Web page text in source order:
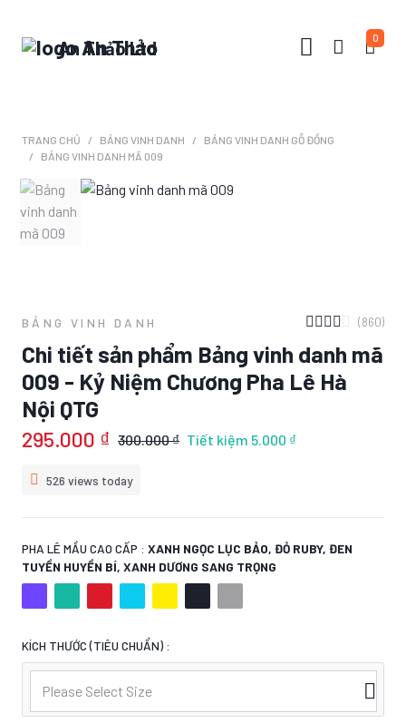
An Thảo Ltd 0
TRANG CHỦ BẢNG VINH DANH
BẢNG VINH DANH GỖ ĐỒNG
BẢNG VINH DANH MÃ 009
BẢNG VINH DANH (860)
Chi tiết sản phẩm Bảng vinh danh mã
009 - Kỷ Niệm Chương Pha Lê Hà
Nội QTG
295.000 ₫ 300.000 ₫ Tiết kiệm 5.000 ₫
526 views today
PHA LÊ MẦU CAO CẤP : XANH NGỌC LỤC BẢO, ĐỎ RUBY, ĐEN
TUYỀN HUYỀN BÍ, XANH DƯƠNG SANG TRỌNG
KÍCH THƯỚC (TIÊU CHUẨN) :
Please Select Size